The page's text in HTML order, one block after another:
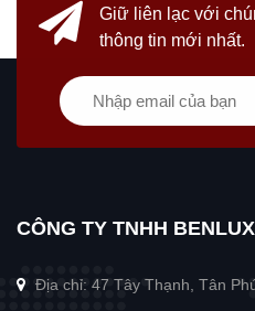
Giữ liên lạc với
thông tin mới nhất.
CÔNG TY TNHH
Địa chỉ: 47 Tây Thạnh, Tân